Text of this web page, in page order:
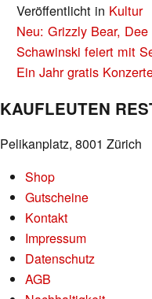
Veröffentlicht in Kultur
BEITRAGS-
NAVIGATION
Neu: Grizzly Bear,
Schawinski feiert mit
Ein Jahr gratis
KAUFLEUTEN
Pelikanplatz, 8001 Zürich
Shop
Gutscheine
Kontakt
Impressum
Datenschutz
AGB